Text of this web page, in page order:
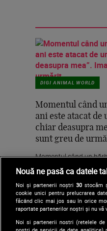
DIGI ANIMAL WORLD
Momentul când
ani este atacat de
chiar deasupra
sunt greu de
Momentul când un
Imaginile...
Nouă ne pasă ca datele
Noi și partenerii noștri 30stocăm
cookie unici pentru prelucrarea
făcând clic mai jos sau în orice
raportate partenerilor noștri și nu vă
Noi si partenerii nostri (retelele